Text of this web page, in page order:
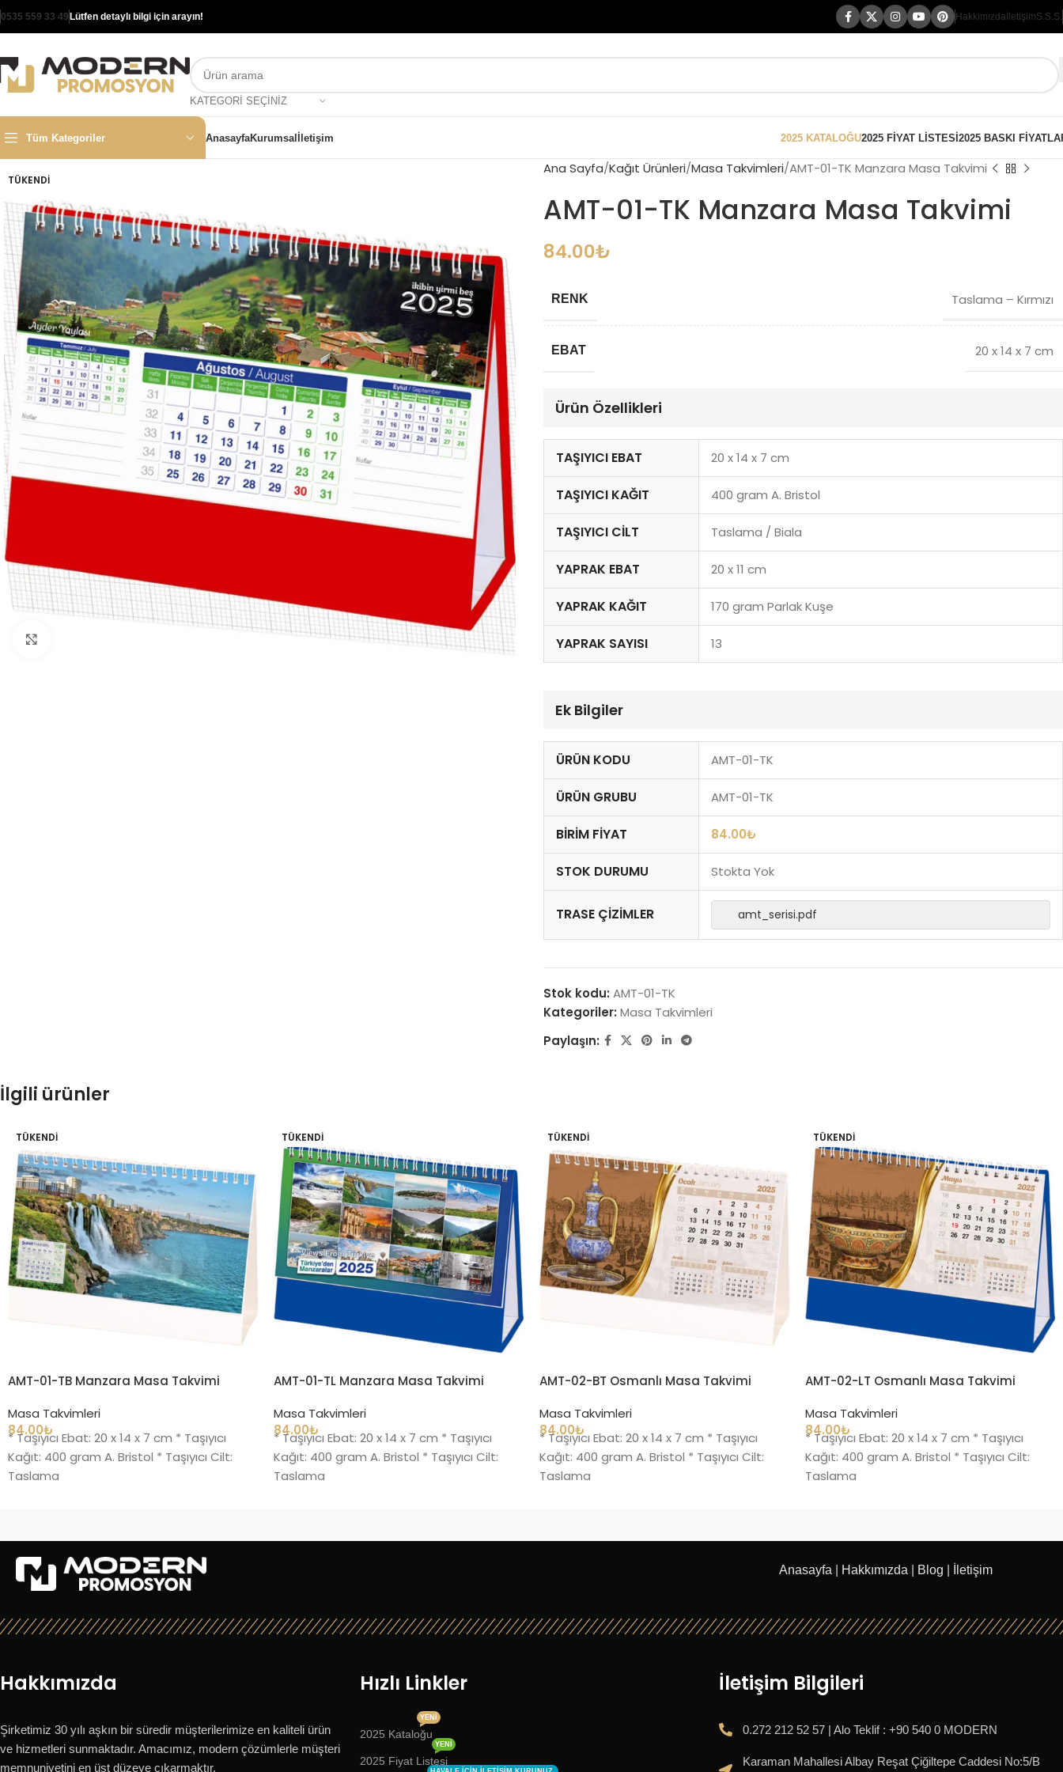
0535 559 33 49 Lütfen detaylı bilgi için arayın! Hakkımızda İletişimS.S.S.
KATEGORI SEÇINIZ
Tüm Kategoriler AnasayfaKurumsalİletişim 2025 KATALOĞU2025 FİYAT LİSTESİ2025 BASKI
TÜKENDI
Ana Sayfa Kağıt Ürünleri Masa Takvimleri AMT-01-TK Manzara Masa Takvimi
AMT-01-TK Manzara Masa Takvimi
84.00₺
RENK Taslama – Kırmızı
EBAT 20 x 14 x 7 cm
Ürün Özellikleri
TAŞIYICI EBAT 20 x 14 x 7 cm
TAŞIYICI KAĞIT 400 gram A. Bristol
TAŞIYICI CILT Taslama / Biala
YAPRAK EBAT 20 x 11 cm
YAPRAK KAĞIT 170 gram Parlak Kuşe
YAPRAK SAYISI 13
Ek Bilgiler
ÜRÜN KODU AMT-01-TK
ÜRÜN GRUBU AMT-01-TK
BIRIM FIYAT 84.00₺
STOK DURUMU Stokta Yok
TRASE ÇIZIMLER amt_serisi.pdf
Stok kodu: AMT-01-TK
Kategoriler: Masa Takvimleri
Paylaşın:
İlgili ürünler
TÜKENDI
AMT-01-TB Manzara Masa Takvimi
Masa Takvimleri
84.00₺
* Taşıyıcı Ebat: 20 x 14 x 7 cm * Taşıyıcı
Kağıt: 400 gram A. Bristol * Taşıyıcı Cilt:
Taslama
TÜKENDI
AMT-01-TL Manzara Masa Takvimi
Masa Takvimleri
84.00₺
* Taşıyıcı Ebat: 20 x 14 x 7 cm * Taşıyıcı
Kağıt: 400 gram A. Bristol * Taşıyıcı Cilt:
Taslama
TÜKENDI
AMT-02-BT Osmanlı Masa Takvimi
Masa Takvimleri
84.00₺
* Taşıyıcı Ebat: 20 x 14 x 7 cm * Taşıyıcı
Kağıt: 400 gram A. Bristol * Taşıyıcı Cilt:
Taslama
TÜKENDI
AMT-02-LT Osmanlı Masa Takvimi
Masa Takvimleri
84.00₺
* Taşıyıcı Ebat: 20 x 14 x 7 cm * Taşıyıcı
Kağıt: 400 gram A. Bristol * Taşıyıcı Cilt:
Taslama
Anasayfa Hakkımızda Blog İletişim
Hakkımızda Hızlı Linkler İletişim Bilgileri
Şirketimiz 30 yılı aşkın bir süredir müşterilerimize en kaliteli ürün
ve hizmetleri sunmaktadır. Amacımız, modern çözümlerle müşteri
memnuniyetini en üst düzeye çıkarmaktır.
2025 Kataloğu
YENI
2025 Fiyat Listesi
YENI
0.272 212 52 57 | Alo Teklif : +90 540 0 MODERN
Karaman Mahallesi Albay Reşat Çiğiltepe Caddesi No:5/B